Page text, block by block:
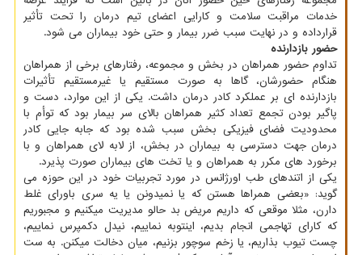
خدمات مراقبت سلامت و کارایی اعضای تیم درمان را تحت تأثیر
قرارداده و در نهایت سبب ضرر بیمار و حتی خود بیماران می شود.
حضور بازدارنده
تداوم حضور همراهان در بخش و مجموعه، رفتارهای برخی از همراهان
هنگام حضورشان، گاها به صورت مستقیم یا غیرمستقیم تأثیرات
بازدارنده ای بر عملکرد کادر درمان داشت. یکی از این موارد، دست و
پاگیر بودن تجمع تعداد کثیر همراهان بالای سر بیمار بود که توأم با
محدودیت فضای فیزیکی بخش سبب شده بود که جابه جایی کادر
درمان جهت دسترسی به بیماران در بخش، از لابه لای همراهان و با
برخورد های مکرر به همراهان و یا تخت های بیماران صورت پذیرد.
یکی از اتندهای طب اورژانس در مورد تجربیات خود در این حوزه می
گوید: «بعضی همراها هستن که یا نمیدونن یا یه سری باورای غلط
دارن، مثلا موقعی که داریم مریض بد حالو مدیریت میکنیم و مجبوریم
که کارای تهاجمی انجام بدیم، اینتوبه نماییم، نیدل دکمپرس نماییم،
چست تیوب بذاریم، یا زخم سوچور بزنیم، میان دخالت میکنن. به ست